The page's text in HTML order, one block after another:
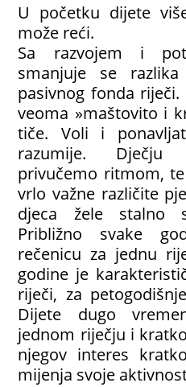
U početku dijete
može reći.
Sa razvojem i
smanjuje se
pasivnog fonda
veoma »maštovito i
tiče. Voli i
razumije. Dječju
privučemo ritmom,
vrlo važne različite
djeca žele stalno
Približno svake
rečenicu za jednu
godine je
riječi, za
Dijete dugo
jednom riječju i
njegov interes
mijenja svoje